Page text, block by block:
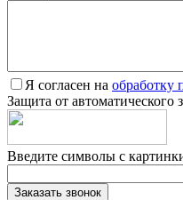
Я согласен на обработку
Защита от автоматического
Введите символы с